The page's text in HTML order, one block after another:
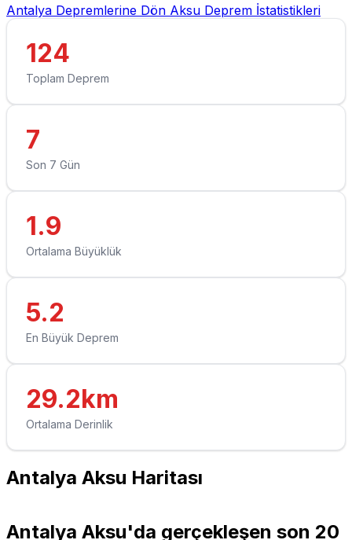
Antalya Depremlerine Dön Aksu Deprem İstatistikleri
124
Toplam Deprem
7
Son 7 Gün
1.9
Ortalama Büyüklük
5.2
En Büyük Deprem
29.2km
Ortalama Derinlik
Antalya Aksu Haritası
+
Antalya Aksu'da gerçekleşen son 20